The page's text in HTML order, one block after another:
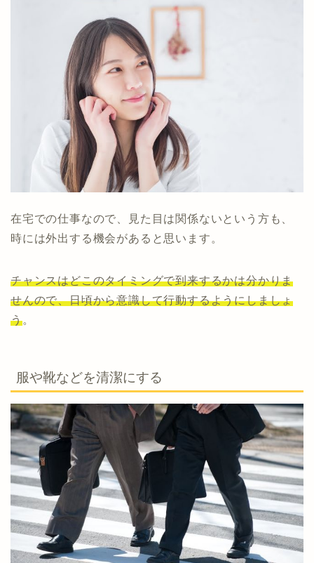
在宅での仕事なので、見た目は関係ないという方も、
時には外出する機会があると思います。
チャンスはどこのタイミングで到来するかは分かりま
せんので、日頃から意識して行動するようにしましょ
う。
服や靴などを清潔にする